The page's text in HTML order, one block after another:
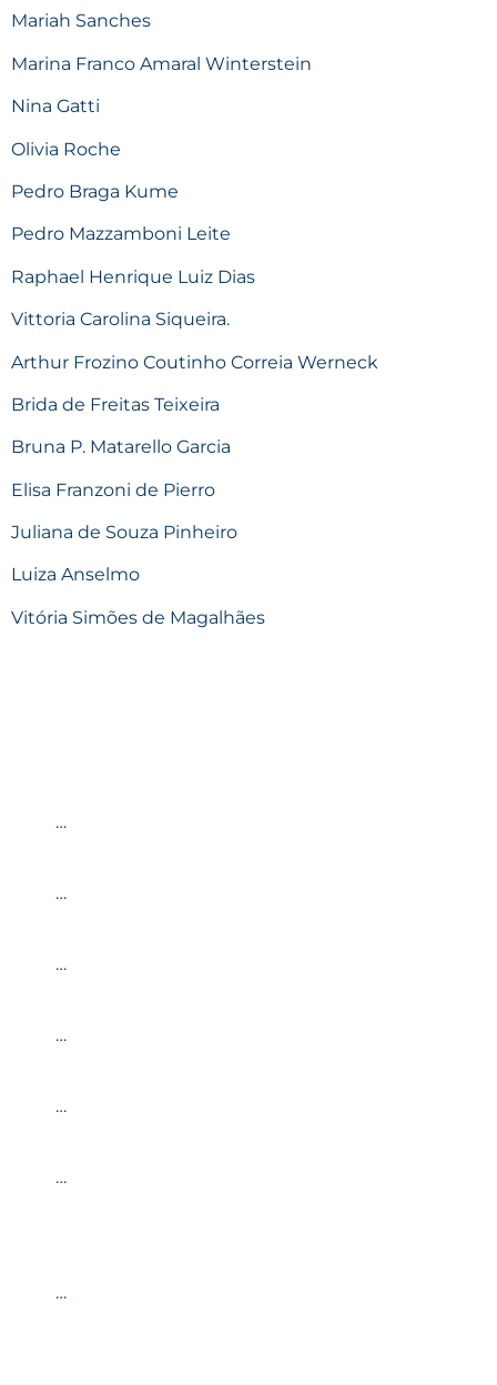
Mariah Sanches
Marina Franco Amaral Winterstein
Nina Gatti
Olivia Roche
Pedro Braga Kume
Pedro Mazzamboni Leite
Raphael Henrique Luiz Dias
Vittoria Carolina Siqueira.
Arthur Frozino Coutinho Correia Werneck
Brida de Freitas Teixeira
Bruna P. Matarello Garcia
Elisa Franzoni de Pierro
Juliana de Souza Pinheiro
Luiza Anselmo
Vitória Simões de Magalhães
…
…
…
…
…
…
…